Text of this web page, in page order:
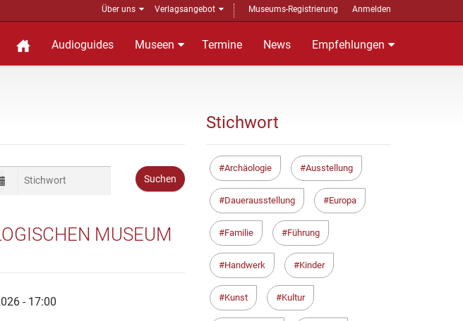
Über uns Verlagsangebot Museums-Registrierung Anmelden
Audioguides Museen Termine News Empfehlungen
MUSEUM
- 17:00
Stichwort
Archäologie Ausstellung
Dauerausstellung Europa
Familie Führung
Handwerk Kinder
Kunst Kultur